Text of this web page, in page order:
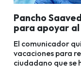
Pancho
para apoyar
El comunicador
vacaciones para
ciudadano que se